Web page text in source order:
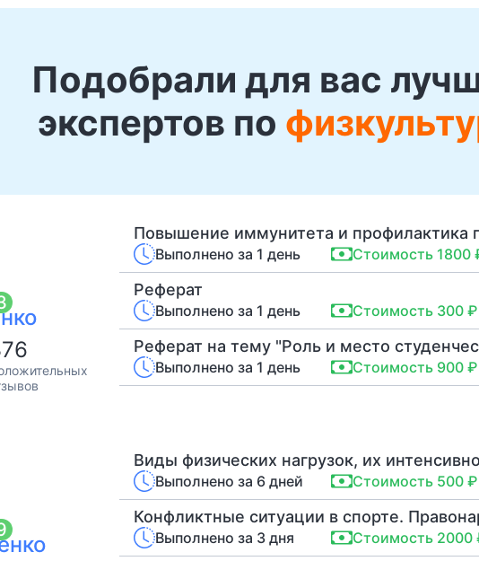
Подобрали для вас
экспертов по
Повышение иммунитета и профилактика
Выполнено за 1 день Стоимость 1800
Реферат
Выполнено за 1 день Стоимость 300 ₽
Выполнено за 1 день Стоимость 900 ₽
Виды физических нагрузок, их
Выполнено за 6 дней Стоимость 500 ₽
Выполнено за 3 дня Стоимость 2000